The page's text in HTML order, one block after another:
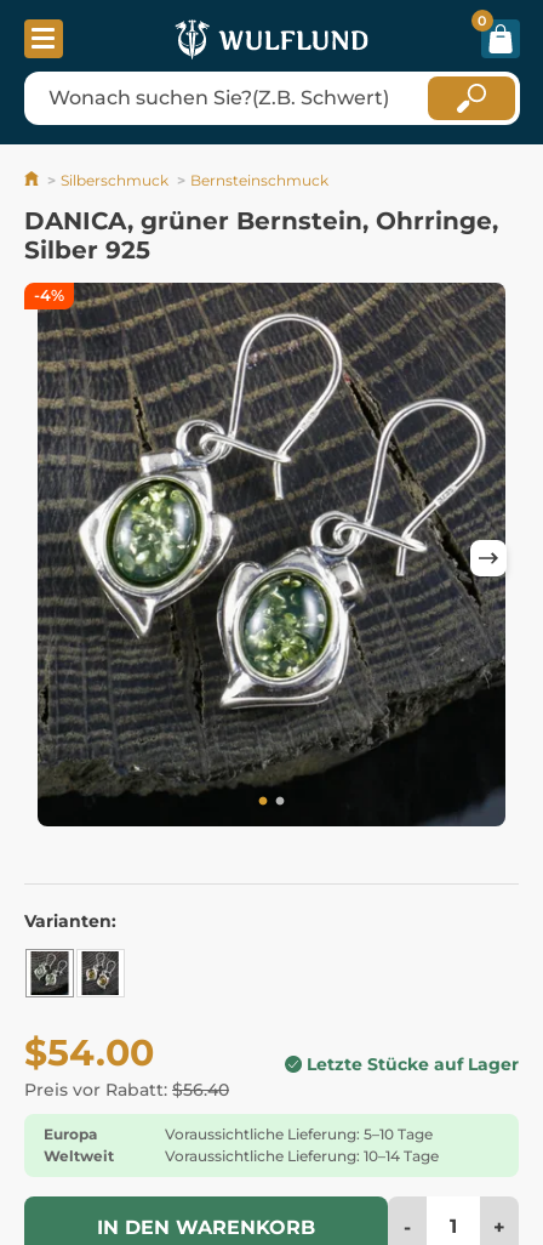
0
Silberschmuck Bernsteinschmuck
DANICA, grüner Bernstein, Ohrringe,
Silber 925
Varianten:
$54.00
Preis vor Rabatt: $56.40
Letzte Stücke auf Lager
Europa
Voraussichtliche Lieferung: 5–10 Tage
Weltweit
Voraussichtliche Lieferung: 10–14 Tage
IN DEN WARENKORB - +
-4%